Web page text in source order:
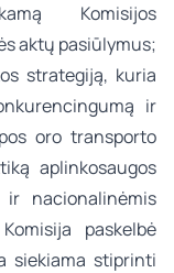
Komisijos
aktų pasiūlymus;
strategiją, kuria
ir
oro transporto
aplinkosaugos
nacionalinėmis
paskelbė
siekiama stiprinti